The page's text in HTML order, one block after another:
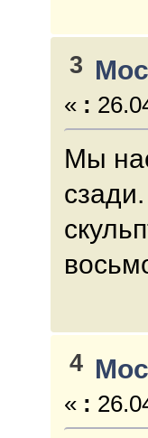
3
« :
Мы
4
« :